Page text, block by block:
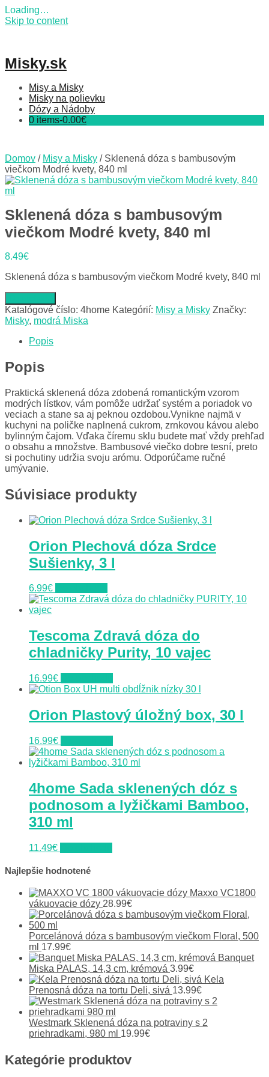
Loading…
Skip to content
Misky.sk
Misy a Misky
Misky na polievku
Dózy a Nádoby
0 items-0.00€
Domov / Misy a Misky / Sklenená dóza s bambusovým
viečkom Modré kvety, 840 ml
Sklenená dóza s bambusovým
viečkom Modré kvety, 840 ml
8.49€
Sklenená dóza s bambusovým viečkom Modré kvety, 840 ml
Katalógové číslo: 4home Kategórií: Misy a Misky Značky:
Misky, modrá Miska
Popis
Popis
Praktická sklenená dóza zdobená romantickým vzorom
modrých lístkov, vám pomôže udržať systém a poriadok vo
veciach a stane sa aj peknou ozdobou.Vynikne najmä v
kuchyni na poličke naplnená cukrom, zrnkovou kávou alebo
bylinným čajom. Vďaka číremu sklu budete mať vždy prehľad
o obsahu a množstve. Bambusové viečko dobre tesní, preto
si pochutiny udržia svoju arómu. Odporúčame ručné
umývanie.
Súvisiace produkty
Orion Plechová dóza Srdce
Sušienky, 3 l
6.99€
Tescoma Zdravá dóza do
chladničky Purity, 10 vajec
16.99€
Orion Plastový úložný box, 30 l
16.99€
4home Sada sklenených dóz s
podnosom a lyžičkami Bamboo,
310 ml
11.49€
Najlepšie hodnotené
Maxxo VC1800
vákuovacie dózy 28.99€
Porcelánová dóza s bambusovým viečkom Floral, 500
ml 17.99€
Banquet
Miska PALAS, 14,3 cm, krémová 3.99€
Kela
Prenosná dóza na tortu Deli, sivá 13.99€
Westmark Sklenená dóza na potraviny s 2
priehradkami, 980 ml 19.99€
Kategórie produktov